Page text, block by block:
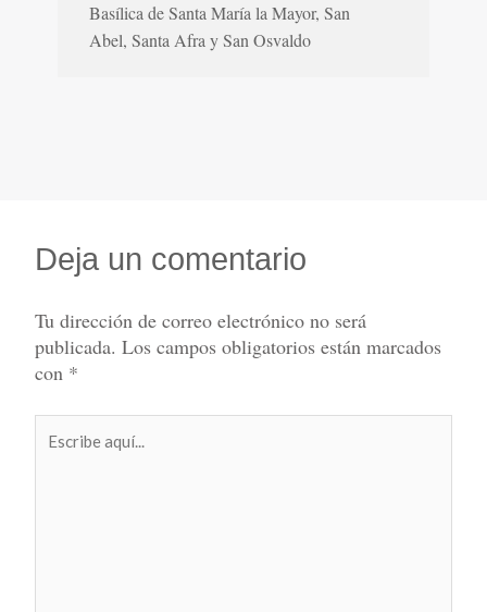
Basílica de Santa María la Mayor, San
Abel, Santa Afra y San Osvaldo
Deja un comentario
Tu dirección de correo electrónico no será
publicada. Los campos obligatorios están marcados
con *
aquí...